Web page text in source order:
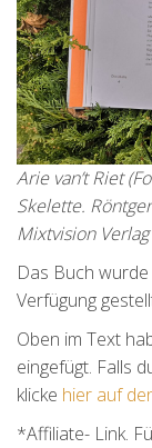
Arie van’t Riet
Skelette.
Mixtvision
Das Buch
Verfügung
Oben im Text
eingefügt. Falls
klicke hier auf
*Affiliate- Link.